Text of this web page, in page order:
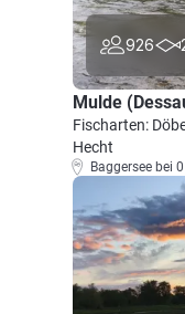
926
Mulde
Fischarten:
Hecht
Baggersee bei